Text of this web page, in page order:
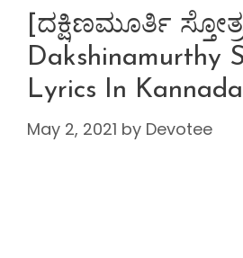
[ದಕ್ಷಿಣಮೂರ್ತಿ
Dakshinamurthy
Lyrics In
May 2, 2021 by Devotee